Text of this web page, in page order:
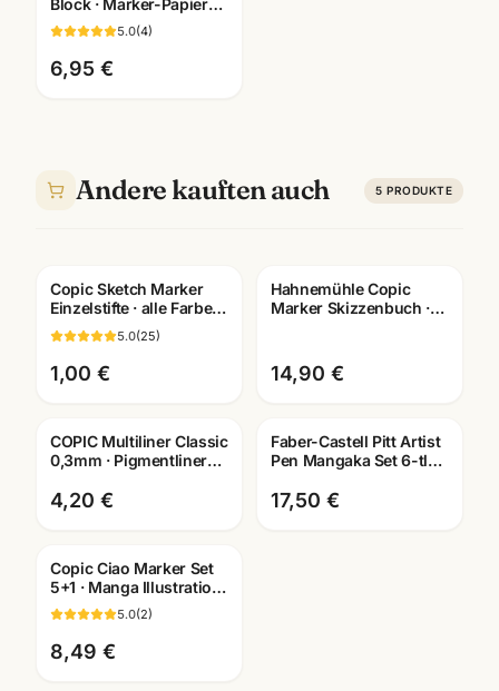
aus Steinmehl ·
A6/A5/A4/A3 ·
Mannheim
5.0(4)
6,95 €
Andere kauften auch 5 PRODUKTE
Copic Sketch Marker
Einzelstifte · alle Farben
BV000-B99 ·
Künstlerbedarf
Mannheim
5.0(25)
1,00 €
Hahnemühle Copic
Marker Skizzenbuch ·
14,90 €
COPIC Multiliner Classic
0,3mm · Pigmentliner
Farben wählbar
4,20 €
Faber-Castell Pitt Artist
Pen Mangaka Set 6-tlg ·
dokumentenecht
17,50 €
Copic Ciao Marker Set
5+1 · Manga Illustration
Layout · versch. Farb-
Sets
5.0(2)
8,49 €